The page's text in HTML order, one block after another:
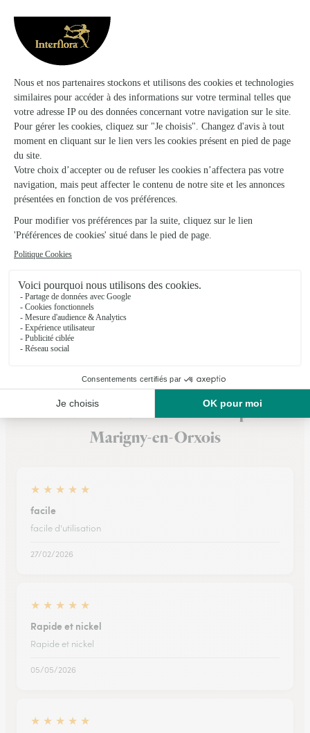
Bambou Fleurs
Meaux
4, rue Notre Dame
Voir la boutique
L’atelier de Christophe
★★★★★4.7 (93)
21, rue de la Pêcherie
Voir la boutique
Ils ont fait livrer des fleurs ou une plante à
Marigny-en-Orxois
★ ★ ★ ★ ★
facile
facile d'utilisation
27/02/2026
★ ★ ★ ★ ★
Rapide et nickel
Rapide et nickel
05/05/2026
★ ★ ★ ★ ★